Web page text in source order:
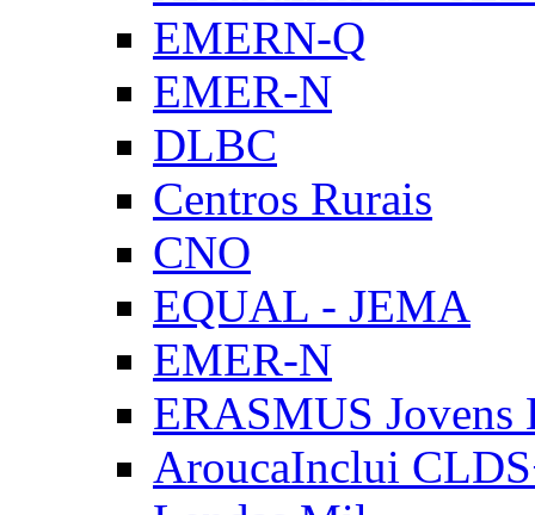
EMERN-Q
EMER-N
DLBC
Centros Rurais
CNO
EQUAL - JEMA
EMER-N
ERASMUS Jovens
AroucaInclui